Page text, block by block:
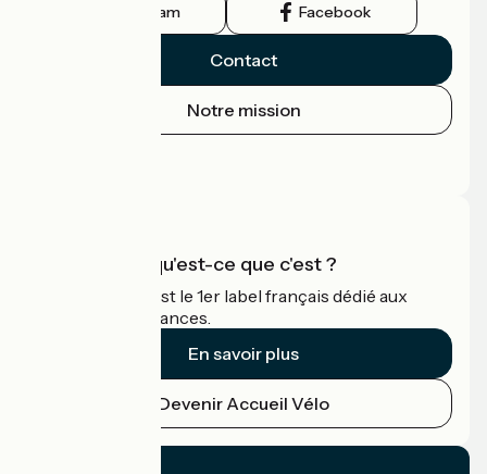
Instagram Facebook
Contact
Notre mission
Accueil Vélo qu'est-ce que c'est ?
Accueil Vélo c'est le 1er label français dédié aux
cyclistes en vacances.
En savoir plus
Devenir Accueil Vélo